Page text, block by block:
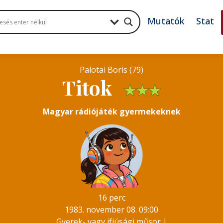
Mutatók Stat
Palotai Boris (79)
Titok ★★★
Magyar rádiójáték gyermekeknek
16 perc
1983. november 08. 09:00